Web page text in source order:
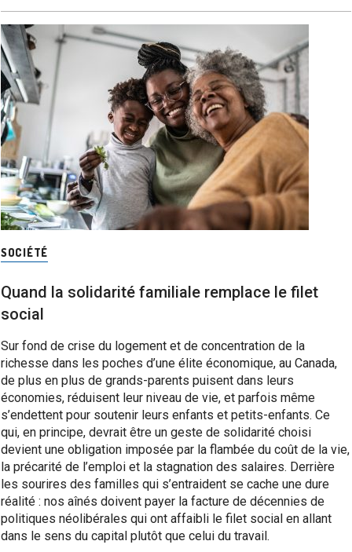
SOCIÉTÉ
Quand la solidarité familiale remplace le filet
social
Sur fond de crise du logement et de concentration de la
richesse dans les poches d’une élite économique, au Canada,
de plus en plus de grands-parents puisent dans leurs
économies, réduisent leur niveau de vie, et parfois même
s’endettent pour soutenir leurs enfants et petits-enfants. Ce
qui, en principe, devrait être un geste de solidarité choisi
devient une obligation imposée par la flambée du coût de la vie,
la précarité de l’emploi et la stagnation des salaires. Derrière
les sourires des familles qui s’entraident se cache une dure
réalité : nos aînés doivent payer la facture de décennies de
politiques néolibérales qui ont affaibli le filet social en allant
dans le sens du capital plutôt que celui du travail.